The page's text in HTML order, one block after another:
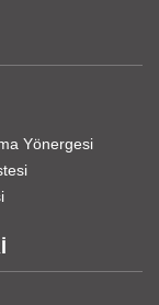
Yönergesi